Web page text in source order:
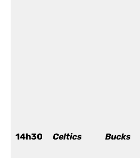
14h30 Celtics Bucks